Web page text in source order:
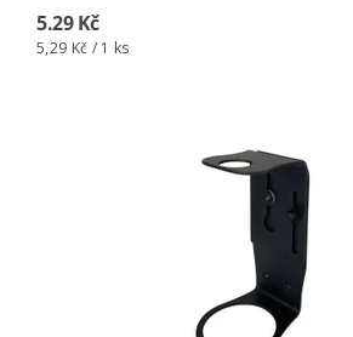
5.29 Kč
5,29 Kč / 1 ks